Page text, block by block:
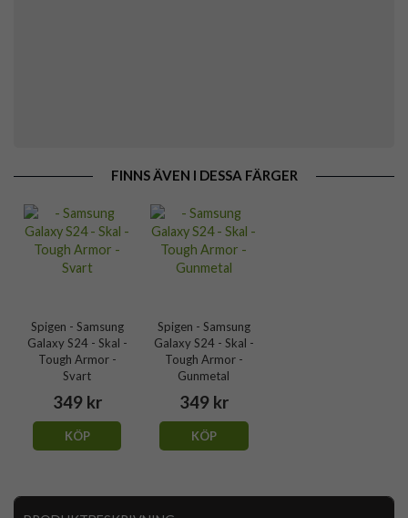
FINNS ÄVEN I DESSA FÄRGER
Spigen - Samsung
Galaxy S24 - Skal -
Tough Armor -
Svart
349 kr
KÖP
Spigen - Samsung
Galaxy S24 - Skal -
Tough Armor -
Gunmetal
349 kr
KÖP